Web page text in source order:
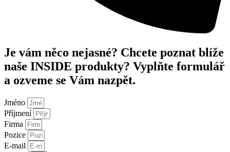
Je vám něco nejasné? Chcete poznat blíže
naše INSIDE produkty? Vyplňte formulář
a ozveme se Vám nazpět.
Jméno
Příjmení
Firma
Pozice
E-mail